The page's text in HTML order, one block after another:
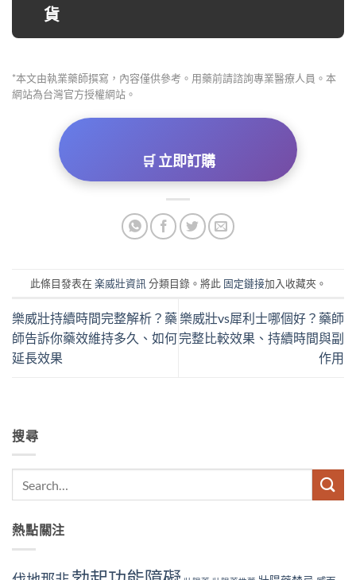
貨
*本文由執業藥師撰寫，內容僅供參考。用藥前請諮詢專業醫療人員。本
網站為台灣官方授權網站。
🛒 立即訂購
此條目發表在 楽威壯資訊 分類目錄。將此 固定鏈接加入收藏夾。
樂威壯持續時間完整解析？藥
師告訴你藥效維持多久、如何
延長效果
樂威壯vs犀利士哪個好？藥師
完整比較效果、持續時間與副
作用
搜尋
熱點關注